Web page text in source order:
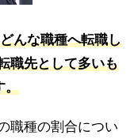
んな職種へ転職し
職先として多いも
。
職種の割合につい